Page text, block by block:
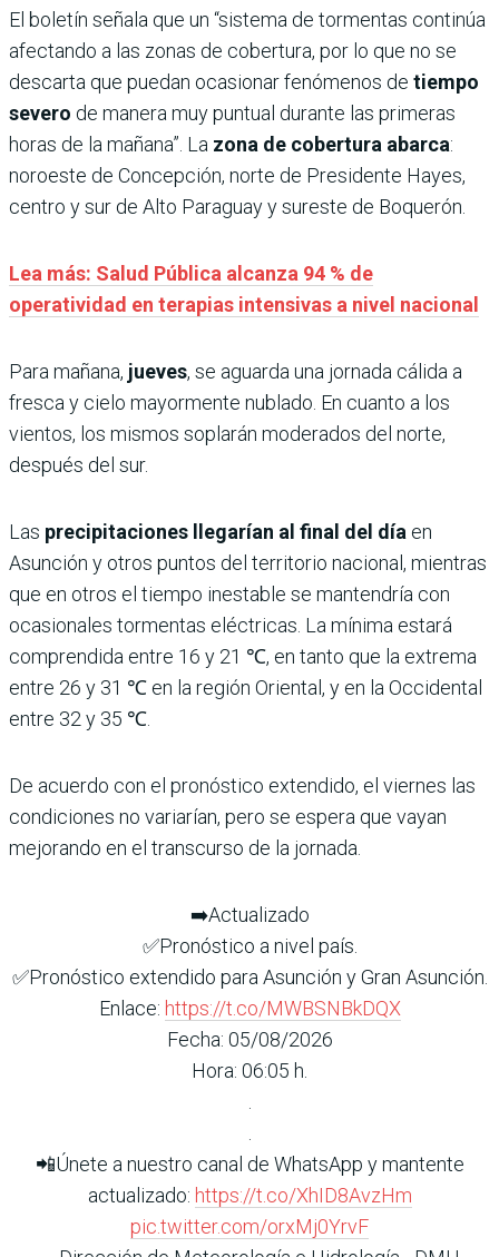
El boletín señala que un “sistema de tormentas continúa
afectando a las zonas de cobertura, por lo que no se
descarta que puedan ocasionar fenómenos de tiempo
severo de manera muy puntual durante las primeras
horas de la mañana”. La zona de cobertura abarca:
noroeste de Concepción, norte de Presidente Hayes,
centro y sur de Alto Paraguay y sureste de Boquerón.
Lea más: Salud Pública alcanza 94 % de
operatividad en terapias intensivas a nivel nacional
Para mañana, jueves, se aguarda una jornada cálida a
fresca y cielo mayormente nublado. En cuanto a los
vientos, los mismos soplarán moderados del norte,
después del sur.
Las precipitaciones llegarían al final del día en
Asunción y otros puntos del territorio nacional, mientras
que en otros el tiempo inestable se mantendría con
ocasionales tormentas eléctricas. La mínima estará
comprendida entre 16 y 21 ℃, en tanto que la extrema
entre 26 y 31 ℃ en la región Oriental, y en la Occidental
entre 32 y 35 ℃.
De acuerdo con el pronóstico extendido, el viernes las
condiciones no variarían, pero se espera que vayan
mejorando en el transcurso de la jornada.
➡️Actualizado
✅Pronóstico a nivel país.
✅Pronóstico extendido para Asunción y Gran Asunción.
Enlace: https://t.co/MWBSNBkDQX
Fecha: 05/08/2026
Hora: 06:05 h.
📲Únete a nuestro canal de WhatsApp y mantente
actualizado: https://t.co/XhID8AvzHm
pic.twitter.com/orxMj0YrvF